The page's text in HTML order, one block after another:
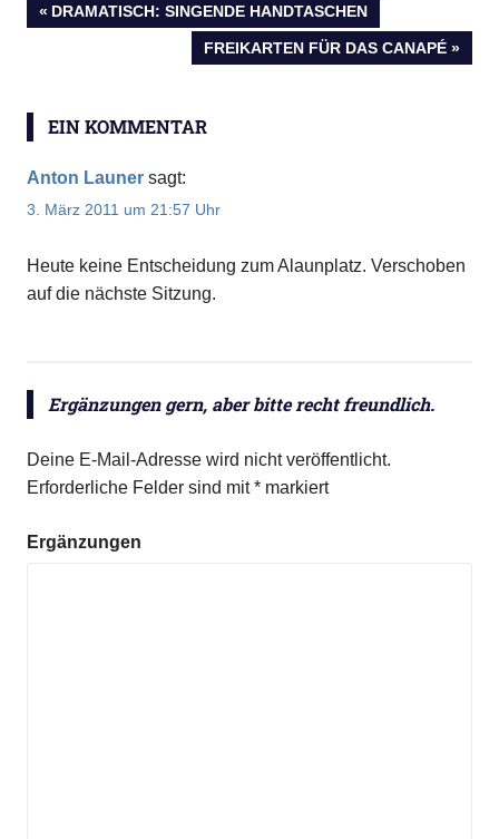
Beitragsnavigation
VORHERIGER
DRAMATISCH: SINGENDE HANDTASCHEN
NÄCHSTER
FREIKARTEN FÜR DAS CANAPÉ
EIN KOMMENTAR
Anton Launer sagt:
3. März 2011 um 21:57 Uhr
Heute keine Entscheidung zum Alaunplatz. Verschoben
auf die nächste Sitzung.
Ergänzungen gern, aber bitte recht freundlich.
Deine E-Mail-Adresse wird nicht veröffentlicht.
Erforderliche Felder sind mit* markiert
Ergänzungen